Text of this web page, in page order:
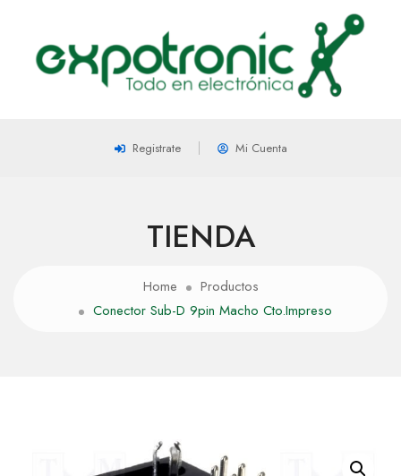
Registrate Mi Cuenta
TIENDA
Home
Productos
Conector Sub-D 9pin Macho Cto.Impreso